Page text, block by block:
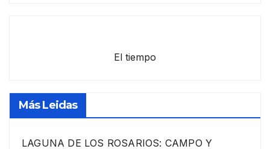
El tiempo
Más Leidas
LAGUNA DE LOS ROSARIOS: CAMPO Y